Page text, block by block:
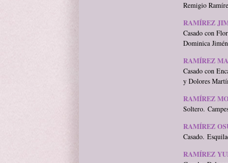
Remigio
RAMÍREZ
Casado con
Dominica
RAMÍREZ
Casado con
y Dolores
RAMÍREZ
Soltero.
RAMÍREZ
Casado.
RAMÍREZ